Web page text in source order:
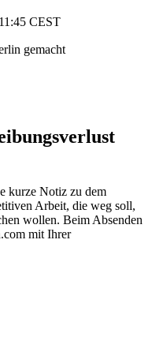
CEST
gemacht
kurze Notiz zu dem
Arbeit, die weg soll,
wollen. Beim Absenden
mit Ihrer